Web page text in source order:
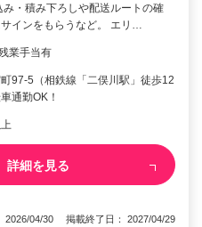
み・積み下ろしや配送ルートの確
インをもらうなど。 エリ…
業手当有
97-5（相鉄線「二俣川駅」徒歩12
通勤OK！
詳細を見る
2026/04/30 掲載終了日： 2027/04/29